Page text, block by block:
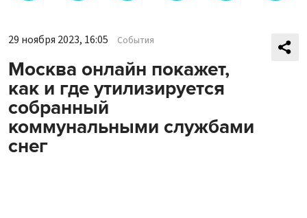
29 ноября 2023, 16:05 События
Москва онлайн покажет,
как и где утилизируется
собранный
коммунальными службами
снег